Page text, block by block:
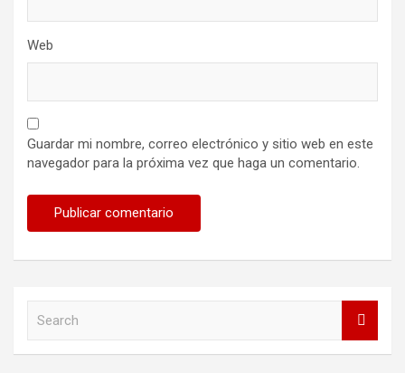
Web
Guardar mi nombre, correo electrónico y sitio web en este
navegador para la próxima vez que haga un comentario.